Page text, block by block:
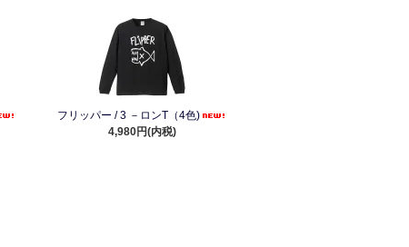
フリッパー / 3 －ロンT（4色)
4,980円(内税)